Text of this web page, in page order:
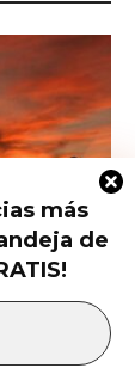
para
verano
más
de